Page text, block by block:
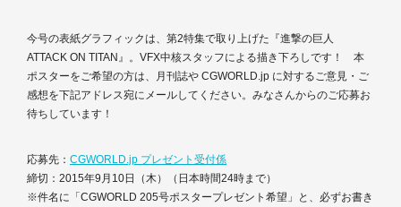
今号の表紙グラフィックは、第2特集で取り上げた『進撃の巨人
ATTACK ON TITAN』。VFX中核スタッフによる描き下ろしです！ 本
ポスターをご希望の方は、月刊誌や CGWORLD.jp に対するご意見・ご
感想を下記アドレス宛にメールしてください。みなさんからのご応募お
待ちしています！
応募先： CGWORLD.jp プレゼント受付係
締切：2015年9月10日（木）（日本時間24時まで）
※件名に「CGWORLD 205号ポスタープレゼント希望」と、必ずお書き